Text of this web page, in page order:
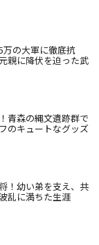
万の大軍に徹底抗
親に降伏を迫った武
青森の縄文遺跡群で
のキュートなグッズ
！幼い弟を支え、共
乱に満ちた生涯